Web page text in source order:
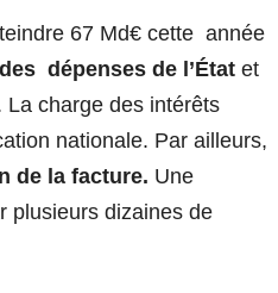
67 Md€ cette année
dépenses de l’État et
charge des intérêts
nationale. Par ailleurs,
de la facture. Une
plusieurs dizaines de